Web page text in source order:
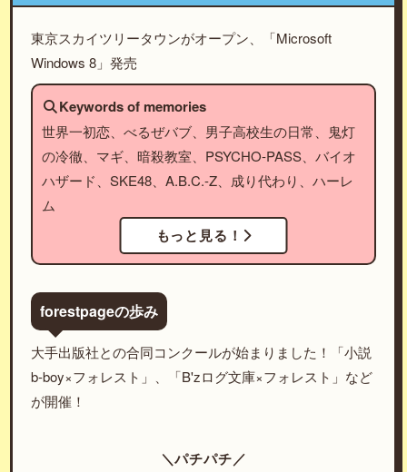
東京スカイツリータウンがオープン、「Microsoft
Windows 8」発売
Keywords of memories
世界一初恋、べるぜバブ、男子高校生の日常、鬼灯
の冷徹、マギ、暗殺教室、PSYCHO-PASS、バイオ
ハザード、SKE48、A.B.C.-Z、成り代わり、ハーレ
ム
もっと見る！
forestpageの歩み
大手出版社との合同コンクールが始まりました！「小説
b-boy×フォレスト」、「B'zログ文庫×フォレスト」など
が開催！
＼パチパチ／